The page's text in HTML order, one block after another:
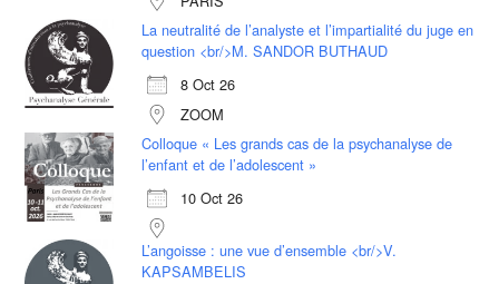
La neutralité de l’analyste et l’impartialité du juge en
question <br/>M. SANDOR BUTHAUD
8 Oct 26
ZOOM
Colloque « Les grands cas de la psychanalyse de
l’enfant et de l’adolescent »
10 Oct 26
L’angoisse : une vue d’ensemble <br/>V.
KAPSAMBELIS